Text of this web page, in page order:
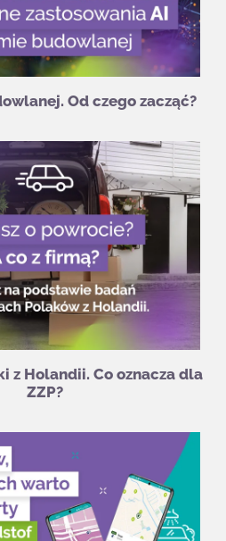
Od czego zacząć?
z Holandii. Co oznacza dla
ZZP?